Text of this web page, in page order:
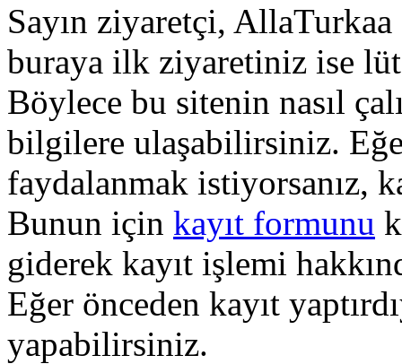
Sayın ziyaretçi,
buraya ilk ziyaretiniz ise
Böylece bu sitenin nasıl
bilgilere ulaşabilirsiniz.
faydalanmak istiyorsanız,
Bunun için kayıt formunu
giderek kayıt işlemi
Eğer önceden kayıt
yapabilirsiniz.